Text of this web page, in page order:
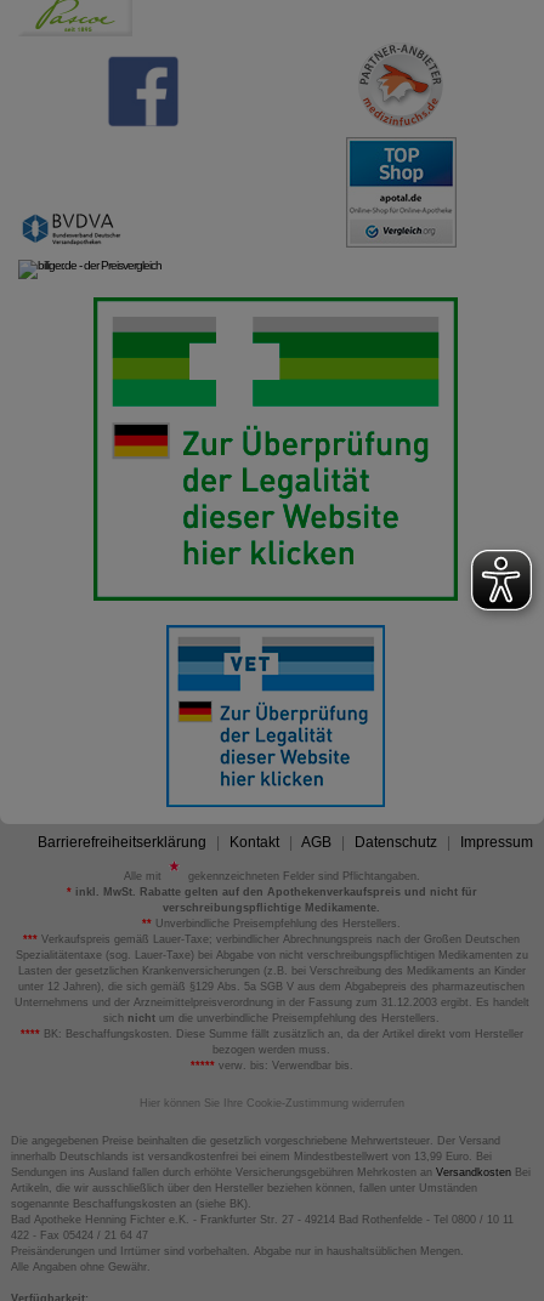
Barrierefreiheitserklärung Kontakt AGB Datenschutz Impressum
Alle mit
gekennzeichneten Felder sind Pflichtangaben.
*inkl. MwSt. Rabatte gelten auf den Apothekenverkaufspreis und nicht für
verschreibungspflichtige Medikamente.
** Unverbindliche Preisempfehlung des Herstellers.
*** Verkaufspreis gemäß Lauer-Taxe; verbindlicher Abrechnungspreis nach der Großen Deutschen
Spezialitätentaxe (sog. Lauer-Taxe) bei Abgabe von nicht verschreibungspflichtigen Medikamenten zu
Lasten der gesetzlichen Krankenversicherungen (z.B. bei Verschreibung des Medikaments an Kinder
unter 12 Jahren), die sich gemäß §129 Abs. 5a SGB V aus dem Abgabepreis des pharmazeutischen
Unternehmens und der Arzneimittelpreisverordnung in der Fassung zum 31.12.2003 ergibt. Es handelt
sich nicht um die unverbindliche Preisempfehlung des Herstellers.
****BK: Beschaffungskosten. Diese Summe fällt zusätzlich an, da der Artikel direkt vom Hersteller
bezogen werden muss.
*****verw. bis: Verwendbar bis.
Hier können Sie Ihre Cookie-Zustimmung widerrufen
Die angegebenen Preise beinhalten die gesetzlich vorgeschriebene Mehrwertsteuer. Der Versand
innerhalb Deutschlands ist versandkostenfrei bei einem Mindestbestellwert von 13,99 Euro. Bei
Sendungen ins Ausland fallen durch erhöhte Versicherungsgebühren Mehrkosten an VersandkostenBei
Artikeln, die wir ausschließlich über den Hersteller beziehen können, fallen unter Umständen
sogenannte Beschaffungskosten an (siehe BK).
Bad Apotheke Henning Fichter e.K. - Frankfurter Str. 27 - 49214 Bad Rothenfelde - Tel 0800 / 10 11
422 - Fax 05424 / 21 64 47
Preisänderungen und Irrtümer sind vorbehalten. Abgabe nur in haushaltsüblichen Mengen.
Alle Angaben ohne Gewähr.
Verfügbarkeit: